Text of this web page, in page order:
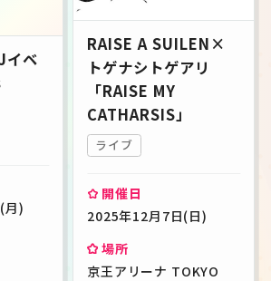
イベ
月)
RAISE A SUILEN×
トゲナシトゲアリ
「RAISE MY
CATHARSIS」
ライブ
開催日
2025年12月7日(日)
場所
京王アリーナ TOKYO